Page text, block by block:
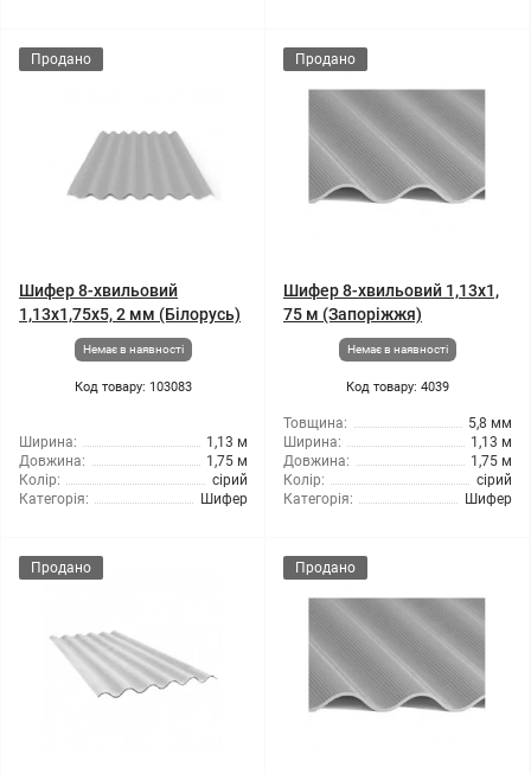
Продано
Шифер 8-хвильовий
1,13x1,75x5, 2 мм (Білорусь)
Немає в наявності
Код товару: 103083
Ширина:
1,13 м
Довжина:
1,75 м
Колір:
сірий
Категорія:
Шифер
Продано
Шифер 8-хвильовий 1,13x1,
75 м (Запоріжжя)
Немає в наявності
Код товару: 4039
Товщина:
5,8 мм
Ширина:
1,13 м
Довжина:
1,75 м
Колір:
сірий
Категорія:
Шифер
Продано Продано